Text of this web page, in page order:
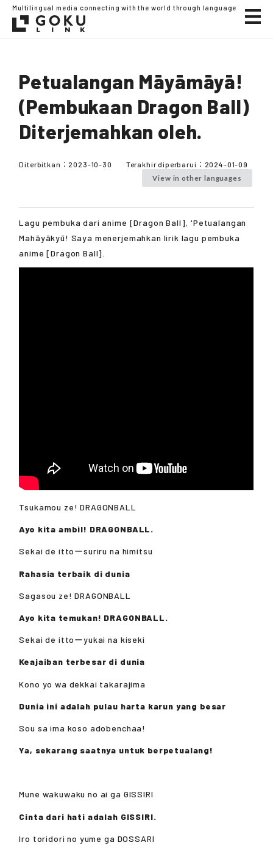
Multilingual media connecting with the world through language
Petualangan Māyāmāyā!
(Pembukaan Dragon Ball)
Diterjemahkan oleh.
Diterbitkan： 2023-10-30 Terakhir diperbarui： 2024-01-09
View in other languages
Lagu pembuka dari anime [Dragon Ball], 'Petualangan
Mahāyākyū! Saya menerjemahkan lirik lagu pembuka
anime [Dragon Ball].
Tsukamou ze! DRAGONBALL
Ayo kita ambil! DRAGONBALL.
Sekai de ittoーsuriru na himitsu
Rahasia terbaik di dunia
Sagasou ze! DRAGONBALL
Ayo kita temukan! DRAGONBALL.
Sekai de ittoーyukai na kiseki
Keajaiban terbesar di dunia
Kono yo wa dekkai takarajima
Dunia ini adalah pulau harta karun yang besar
Sou sa ima koso adobenchaa!
Ya, sekarang saatnya untuk berpetualang!
Mune wakuwaku no ai ga GISSIRI
Cinta dari hati adalah GISSIRI.
Iro toridori no yume ga DOSSARI